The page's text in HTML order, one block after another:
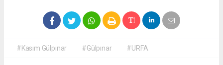
#Kasım Gülpınar #Gülpınar #URFA